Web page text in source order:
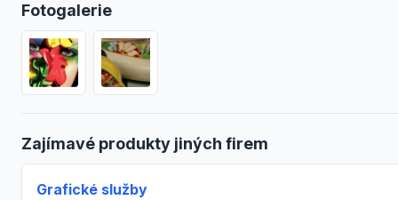
Fotogalerie
Zajímavé produkty jiných firem
Grafické služby